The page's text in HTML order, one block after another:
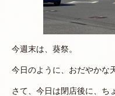
今週末は、葵祭。
今日のように、おだやかな
さて、今日は閉店後に、ち